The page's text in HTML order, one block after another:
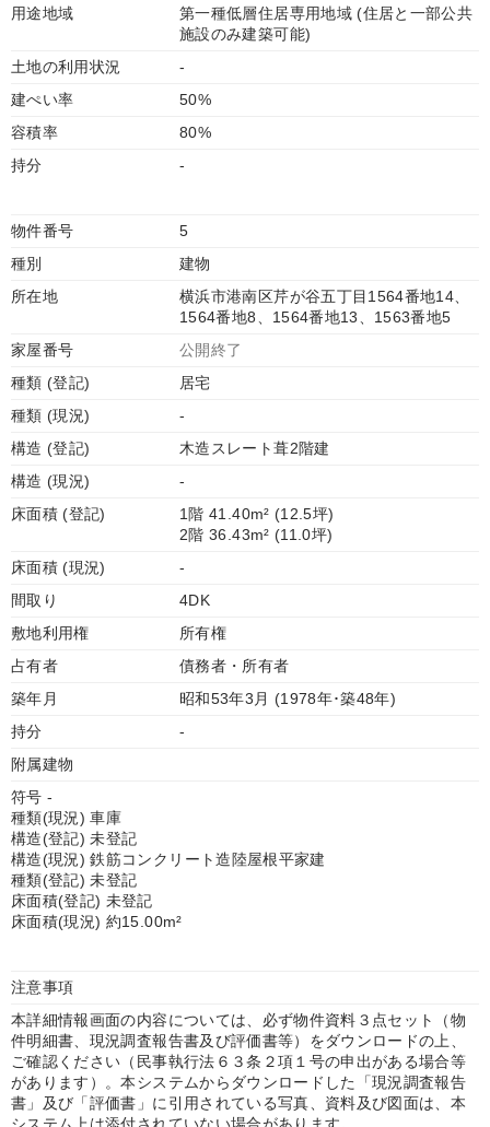
用途地域
第一種低層住居専用地域 (住居と一部公共
施設のみ建築可能)
土地の利用状況
-
建ぺい率
50%
容積率
80%
持分
-
物件番号
5
種別
建物
所在地
横浜市港南区芹が谷五丁目1564番地14、
1564番地8、1564番地13、1563番地5
家屋番号
公開終了
種類 (登記)
居宅
種類 (現況)
-
構造 (登記)
木造スレート葺2階建
構造 (現況)
-
床面積 (登記)
1階 41.40m² (12.5坪)
2階 36.43m² (11.0坪)
床面積 (現況)
-
間取り
4DK
敷地利用権
所有権
占有者
債務者・所有者
築年月
昭和53年3月 (1978年･築48年)
持分
-
附属建物
符号 -
種類(現況) 車庫
構造(登記) 未登記
構造(現況) 鉄筋コンクリート造陸屋根平家建
種類(登記) 未登記
床面積(登記) 未登記
床面積(現況) 約15.00m²
注意事項
本詳細情報画面の内容については、必ず物件資料３点セット（物
件明細書、現況調査報告書及び評価書等）をダウンロードの上、
ご確認ください（民事執行法６３条２項１号の申出がある場合等
があります）。本システムからダウンロードした「現況調査報告
書」及び「評価書」に引用されている写真、資料及び図面は、本